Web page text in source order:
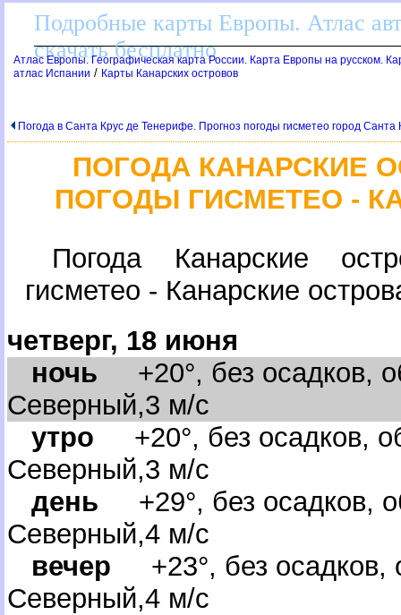
Подробные карты Европы. Атлас
скачать бесплатно
Атлас Европы. Географическая карта России. Карта Европы на русском.
атлас Испании / Карты Канарских острово
Погода в Санта Крус де Тенерифе. Прогноз погоды гисметео город
ПОГОДА КАНАРСКИЕ
ПОГОДЫ ГИСМЕТЕО -
Погода Канарские
исметео - Канарские
четверг, 18 июня
ночь +20°, без осадков,
Северный,3 м/с
утро +20°, без осадков,
Северный,3 м/с
день +29°, без осадков,
Северный,4 м/с
ечер +23°, без осадков,
Северный,4 м/с